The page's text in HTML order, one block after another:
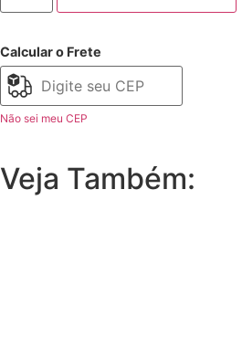
Calcular o Frete
Não sei meu CEP
Veja Também: